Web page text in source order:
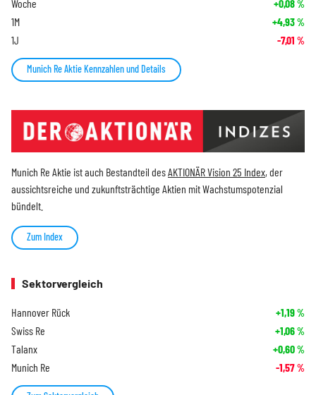
Woche +0,08%
1M +4,93%
1J -7,01 %
Munich Re Aktie Kennzahlen und Details
Munich Re Aktie ist auch Bestandteil desAKTIONÄR Vision 25 Index, der
aussichtsreiche und zukunftsträchtige Aktien mit Wachstumspotenzial
bündelt.
Zum Index
Sektorvergleich
Hannover Rück +1,19%
Swiss Re +1,06%
Talanx +0,60%
Munich Re -1,57%